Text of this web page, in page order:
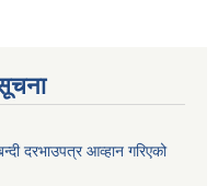
दरभाउपत्र आव्हान गरिएको